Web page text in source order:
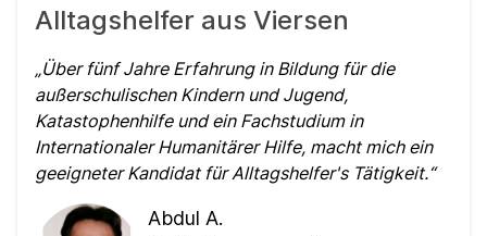
Alltagshelfer aus Viersen
Über fünf Jahre Erfahrung in Bildung für die
außerschulischen Kindern und Jugend,
Katastophenhilfe und ein Fachstudium in
Internationaler Humanitärer Hilfe, macht mich ein
geeigneter Kandidat für Alltagshelfer's Tätigkeit.
Abdul A.